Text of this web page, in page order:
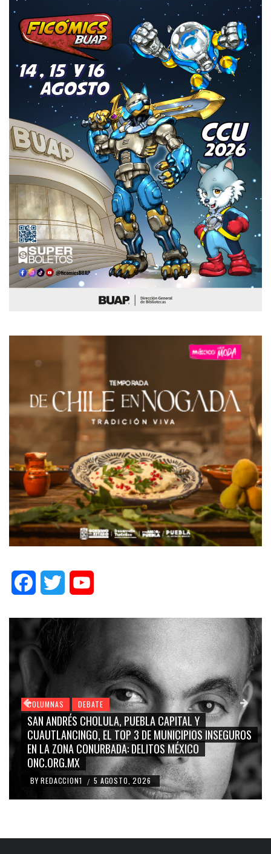
FacebookTwitter
COLUMNAS DEBATE
GRACE PALOMARES, NAY SALVATORI, SERGIO
CARMEN SALINAS “LA CORCHOLATA”,
BLANCO, SILVIA PINAL: LA TRIVIALIZACIÓN Y
RIDICULIZACIÓN DE LA REPRESENTACIÓN
BY REDACCION1 / 4 AGOSTO, 2026